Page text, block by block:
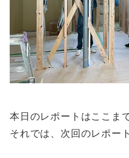
本日のレポートはここま
それでは、次回のレポー